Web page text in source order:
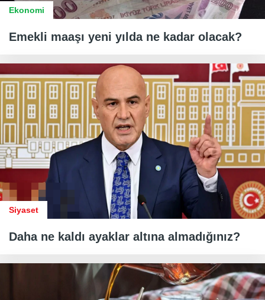
Ekonomi
Emekli maaşı yeni yılda ne kadar olacak?
Siyaset
Daha ne kaldı ayaklar altına almadığınız?